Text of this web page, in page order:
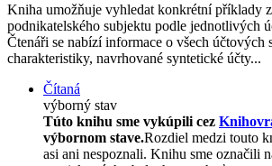
Kniha umožňuje vyhledat konkrétní příklady
podnikatelského subjektu podle jednotlivých
Čtenáři se nabízí informace o všech účtových
charakteristiky, navrhované syntetické účty...
Čítaná
výborný stav
Túto knihu sme vykúpili cez
výbornom stave.Rozdiel medzi touto
asi ani nespoznali. Knihu sme označili